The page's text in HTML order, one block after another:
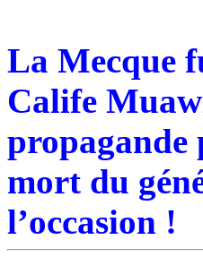
La Mecque
Calife
propagande
mort du
l’occasion !